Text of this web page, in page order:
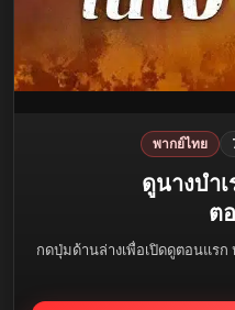
พากย์ไทย
ดูนางบำเ
ต
กดปุ่มด้านล่างเพื่อเปิดดูตอนแร